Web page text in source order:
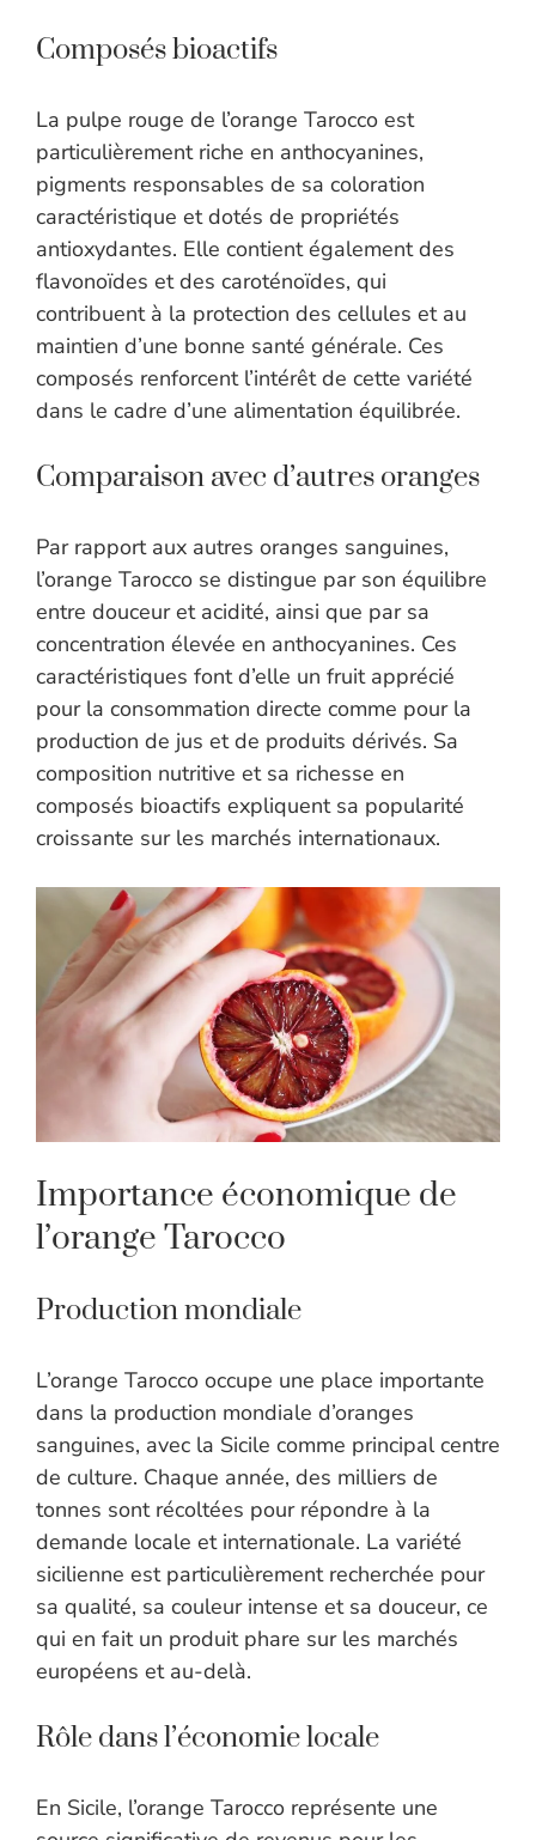
Composés bioactifs
La pulpe rouge de l’orange Tarocco est
particulièrement riche en anthocyanines,
pigments responsables de sa coloration
caractéristique et dotés de propriétés
antioxydantes. Elle contient également des
flavonoïdes et des caroténoïdes, qui
contribuent à la protection des cellules et au
maintien d’une bonne santé générale. Ces
composés renforcent l’intérêt de cette variété
dans le cadre d’une alimentation équilibrée.
Comparaison avec d’autres oranges
Par rapport aux autres oranges sanguines,
l’orange Tarocco se distingue par son équilibre
entre douceur et acidité, ainsi que par sa
concentration élevée en anthocyanines. Ces
caractéristiques font d’elle un fruit apprécié
pour la consommation directe comme pour la
production de jus et de produits dérivés. Sa
composition nutritive et sa richesse en
composés bioactifs expliquent sa popularité
croissante sur les marchés internationaux.
Importance économique de
l’orange Tarocco
Production mondiale
L’orange Tarocco occupe une place importante
dans la production mondiale d’oranges
sanguines, avec la Sicile comme principal centre
de culture. Chaque année, des milliers de
tonnes sont récoltées pour répondre à la
demande locale et internationale. La variété
sicilienne est particulièrement recherchée pour
sa qualité, sa couleur intense et sa douceur, ce
qui en fait un produit phare sur les marchés
européens et au-delà.
Rôle dans l’économie locale
En Sicile, l’orange Tarocco représente une